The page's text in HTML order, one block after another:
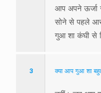
आप अपने ऊर्जा
सोने से पहले
गुआ शा कंघी से
3 क्या आप गुआ शा